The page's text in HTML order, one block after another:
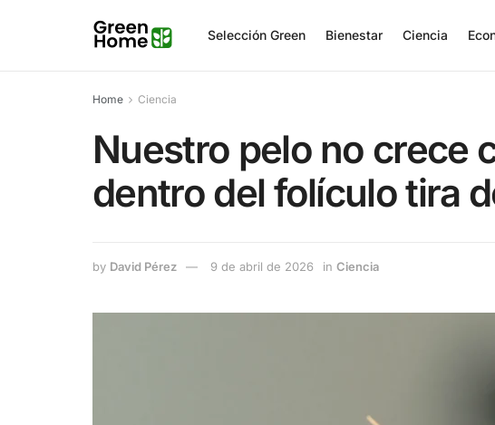
Selección Green Bienestar Ciencia
Home Ciencia
Nuestro pelo no crece
dentro del folículo tira
by David Pérez 9 de abril de 2026 in Ciencia